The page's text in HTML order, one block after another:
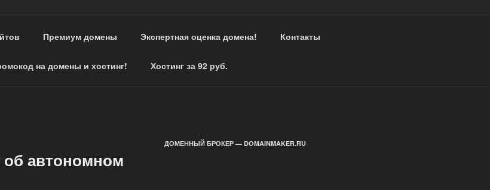
Премиум домены Экспертная оценка домена! Контакты
на домены и хостинг! Хостинг за 92 руб.
об автономном
ДОМЕННЫЙ БРОКЕР — DOMAINMAKER.RU